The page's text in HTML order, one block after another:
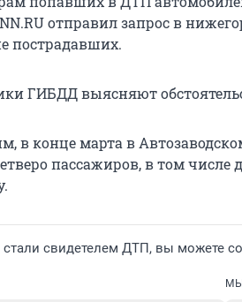
отправил запрос в
пострадавших.
ГИБДД выясняют
в конце марта в
пассажиров, в том числе
свидетелем ДТП, вы можете